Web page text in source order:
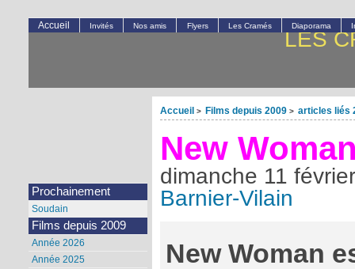
LES
Accueil > Films depuis 2009 > articles liés
New
dimanche 11
Barnier-Vilain
New Woman
Accueil Invités Nos amis Flyers Les Cramés Diaporama
Prochainement
Soudain
Films depuis 2009
Année 2026
Année 2025